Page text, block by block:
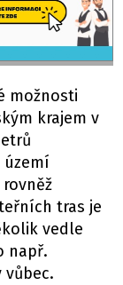
možnosti
krajem v
území
tras je
vedle
např.
vůbec.